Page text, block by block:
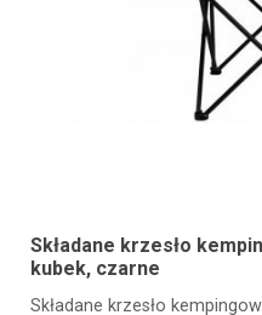
Składane krzesło
kubek, czarne
Składane krzesło